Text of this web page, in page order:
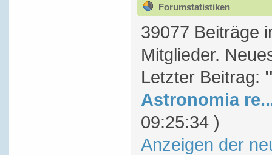
Forumstatistiken
39077 Beiträge
Mitglieder.
Letzter Beitrag:
Astronomia
09:25:34 )
Anzeigen der